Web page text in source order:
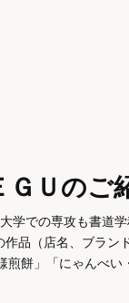
ＧＵのご
学での専攻も書道
品（店名、ブラン
餅」「にゃんべい